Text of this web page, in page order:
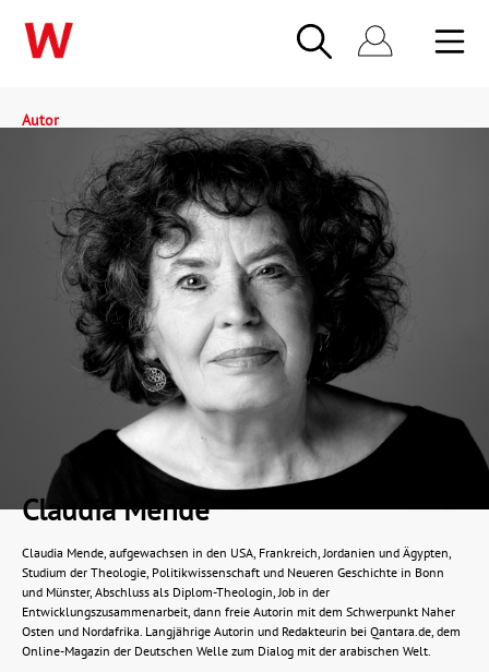
Autor
Claudia Mende
Claudia Mende, aufgewachsen in den USA, Frankreich, Jordanien und Ägypten,
Studium der Theologie, Politikwissenschaft und Neueren Geschichte in Bonn
und Münster, Abschluss als Diplom-Theologin, Job in der
Entwicklungszusammenarbeit, dann freie Autorin mit dem Schwerpunkt Naher
Osten und Nordafrika. Langjährige Autorin und Redakteurin bei Qantara.de, dem
Online-Magazin der Deutschen Welle zum Dialog mit der arabischen Welt.